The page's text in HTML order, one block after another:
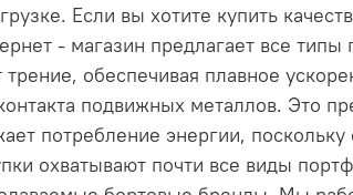
Если вы хотите купить
- магазин предлагает все
обеспечивая плавное
подвижных металлов. Это
потребление энергии,
охватывают почти все виды